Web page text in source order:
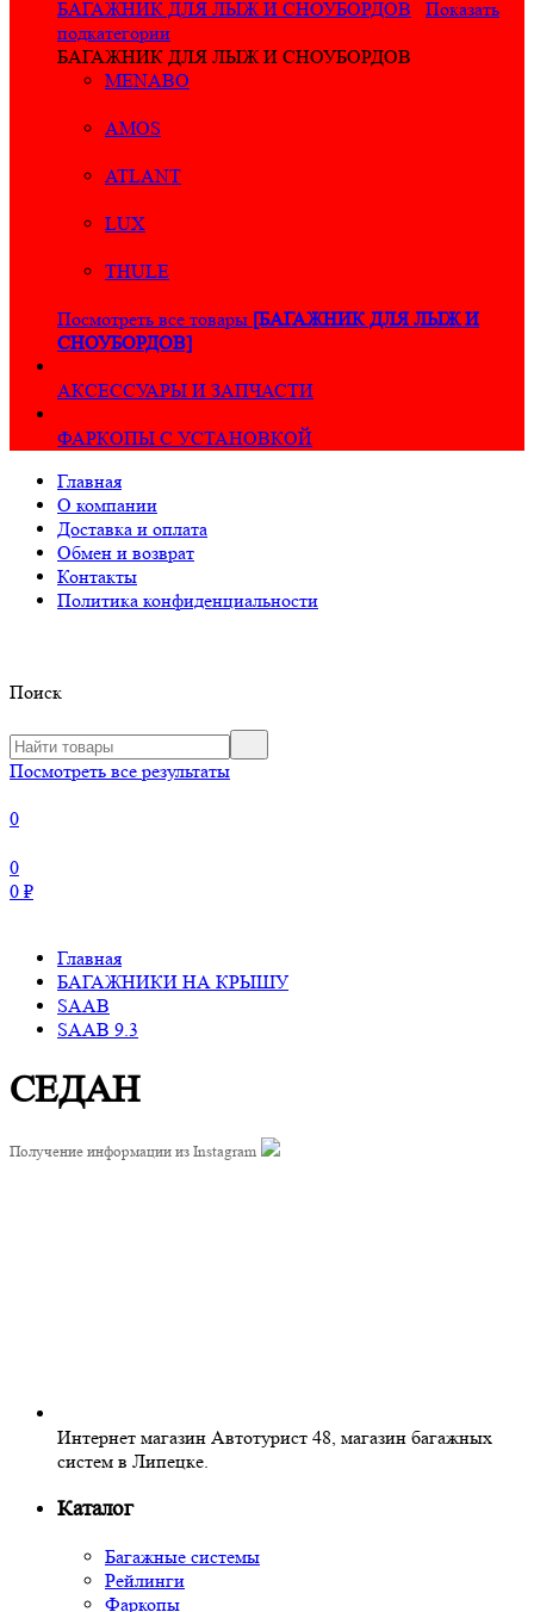
БАГАЖНИК ДЛЯ ЛЫЖ И СНОУБОРДОВ
Показать
подкатегории
БАГАЖНИК ДЛЯ ЛЫЖ И СНОУБОРДОВ
MENABO
AMOS
ATLANT
LUX
THULE
Посмотреть все товары [БАГАЖНИК ДЛЯ ЛЫЖ И
СНОУБОРДОВ]
АКСЕССУАРЫ И ЗАПЧАСТИ
ФАРКОПЫ С УСТАНОВКОЙ
Главная
О компании
Доставка и оплата
Обмен и возврат
Контакты
Политика конфиденциальности
Поиск
Посмотреть все результаты
0
0
0 ₽
Главная
БАГАЖНИКИ НА КРЫШУ
SAAB
SAAB 9.3
СЕДАН
Получение информации из Instagram
Интернет магазин Автотурист 48, магазин багажных
систем в Липецке.
Каталог
Багажные системы
Рейлинги
Фаркопы